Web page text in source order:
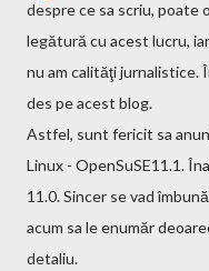
despre ce sa scriu, poate
legătură cu acest lucru,
nu am calităţi jurnalistice.
des pe acest blog.
Astfel, sunt fericit sa
Linux - OpenSuSE11.1.
11.0. Sincer se vad
acum sa le enumăr
detaliu.